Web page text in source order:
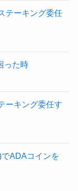
テーキング委任
った時
ーキング委任す
でADAコインを